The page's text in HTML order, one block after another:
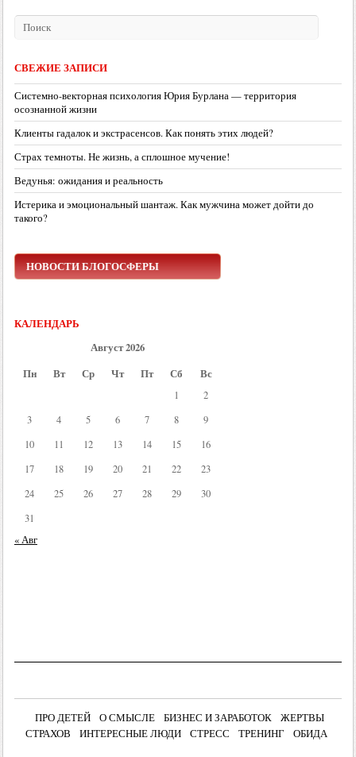
СВЕЖИЕ ЗАПИСИ
Системно-векторная психология Юрия Бурлана — территория
осознанной жизни
Клиенты гадалок и экстрасенсов. Как понять этих людей?
Страх темноты. Не жизнь, а сплошное мучение!
Ведунья: ожидания и реальность
Истерика и эмоциональный шантаж. Как мужчина может дойти до
такого?
НОВОСТИ БЛОГОСФЕРЫ
КАЛЕНДАРЬ
Август 2026
Пн
Вт Ср Чт Пт Сб Вс
1
2
3
4 5 6 7 8
9
10
11 12 13 14 15
16
17
18 19 20 21 22
23
24
25 26 27 28 29
30
31
« Авг
ПРО ДЕТЕЙ О СМЫСЛЕ БИЗНЕС И ЗАРАБОТОК
ЖЕРТВЫ
СТРАХОВ
ИНТЕРЕСНЫЕ ЛЮДИ СТРЕСС ТРЕНИНГ ОБИДА